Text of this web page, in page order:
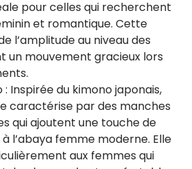
pour celles qui recherchent
et romantique. Cette
l’amplitude au niveau des
un mouvement gracieux lors
Inspirée du kimono japonais,
caractérise par des manches
qui ajoutent une touche de
l’abaya femme moderne. Elle
aux femmes qui